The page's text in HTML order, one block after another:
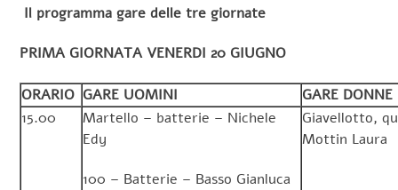
Il programma gare delle tre giornate
PRIMA GIORNATA VENERDI 20 GIUGNO
ORARIO GARE UOMINI
GARE DONNE
15.00
Martello – batterie – Nichele
Edy
100 – Batterie – Basso Gianluca
Giavellotto,
Mottin Laura